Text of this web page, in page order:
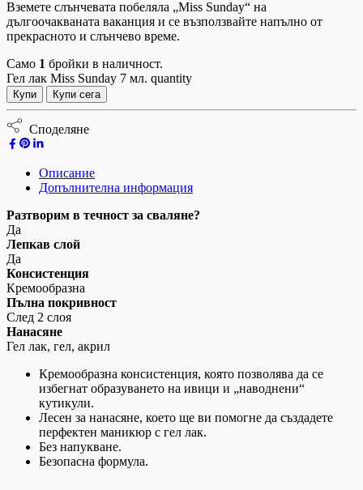
Вземете слънчевата побеляла „Miss Sunday“ на
дългоочакваната ваканция и се възползвайте напълно от
прекрасното и слънчево време.
Само 1 бройки в наличност.
Гел лак Miss Sunday 7 мл. quantity
Купи Купи сега
Споделяне
Описание
Допълнителна информация
Разтворим в течност за сваляне?
Да
Лепкав слой
Да
Консистенция
Кремообразна
Пълна покривност
След 2 слоя
Нанасяне
Гел лак, гел, акрил
Кремообразна консистенция, която позволява да се
избегнат образуването на ивици и „наводнени“
кутикули.
Лесен за нанасяне, което ще ви помогне да създадете
перфектен маникюр с гел лак.
Без напукване.
Безопасна формула.